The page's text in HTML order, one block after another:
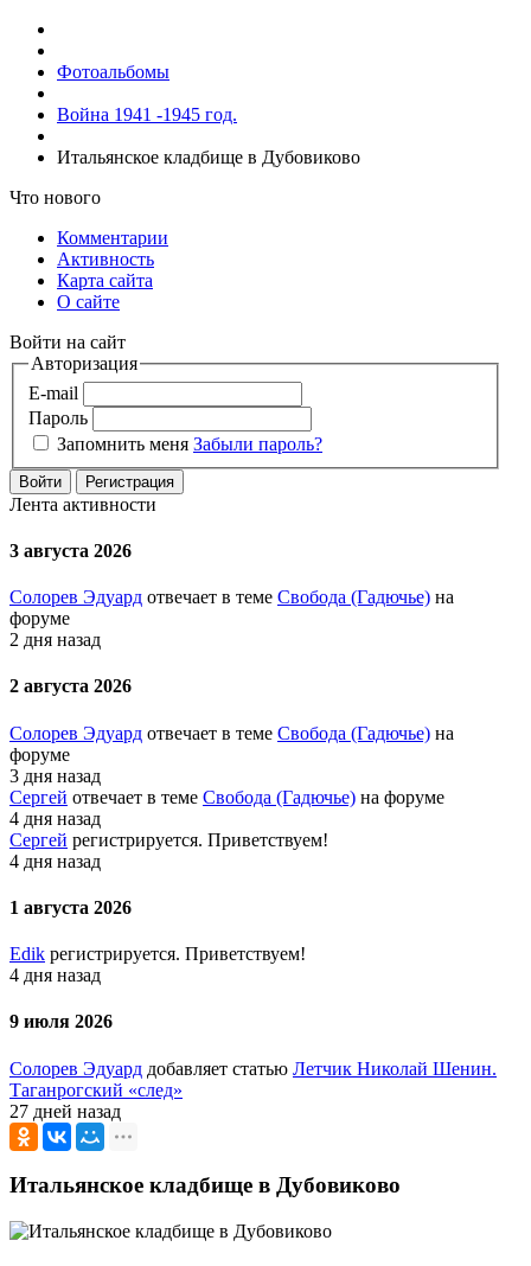
Фотоальбомы
Война 1941 -1945 год.
Итальянское кладбище в Дубовиково
Что нового
Комментарии
Активность
Карта сайта
О сайте
Войти на сайт
Авторизация
E-mail
Пароль
Запомнить меня Забыли пароль?
Войти Регистрация
Лента активности
3 августа 2026
Солорев Эдуард отвечает в теме Свобода (Гадючье) на
форуме
2 дня назад
2 августа 2026
Солорев Эдуард отвечает в теме Свобода (Гадючье) на
форуме
3 дня назад
Сергей отвечает в теме Свобода (Гадючье) на форуме
4 дня назад
Сергей регистрируется. Приветствуем!
4 дня назад
1 августа 2026
Edik регистрируется. Приветствуем!
4 дня назад
9 июля 2026
Солорев Эдуард добавляет статью Летчик Николай Шенин.
Таганрогский «след»
27 дней назад
Итальянское кладбище в Дубовиково